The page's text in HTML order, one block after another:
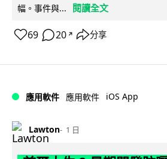
幅。事件與...
閱讀全文
69 20 ↗ 分享
應用軟件 應用軟件 iOS App
Lawton 1 日